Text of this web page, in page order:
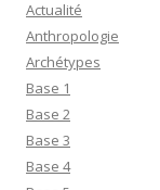
Actualité
Anthropologie
Archétypes
Base 1
Base 2
Base 3
Base 4